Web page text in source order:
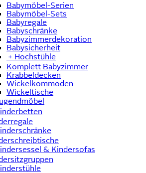
Babymöbel-Serien
Babymöbel-Sets
Babyregale
Babyschränke
Babyzimmerdekoration
Babysicherheit
﹢ Hochstühle
Komplett Babyzimmer
Krabbeldecken
Wickelkommoden
Wickeltische
& Kindersofas